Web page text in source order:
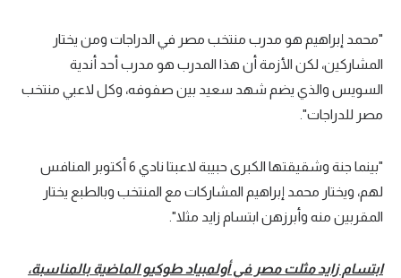
"محمد إبراهيم هو مدرب منتخب مصر في الدراجات ومن يختار
المشاركين، لكن الأزمة أن هذا المدرب هو مدرب أحد أندية
السويس والذي يضم شهد سعيد بين صفوفه، وكل لاعبي منتخب
مصر للدراجات".
"بينما جنة وشقيقتها الكبرى حبيبة لاعبتا نادي 6 أكتوبر المنافس
لهم، ويختار محمد إبراهيم المشاركات مع المنتخب وبالطبع يختار
المقربين منه وأبرزهن ابتسام زايد مثلا".
ابتسام زايد مثلت مصر في أولمبياد طوكيو الماضية بالمناسبة،